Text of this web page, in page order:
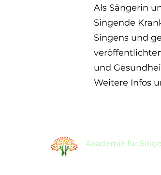
Als Sängerin
Singende
Singens und
und
Weitere Infos
Akademie für